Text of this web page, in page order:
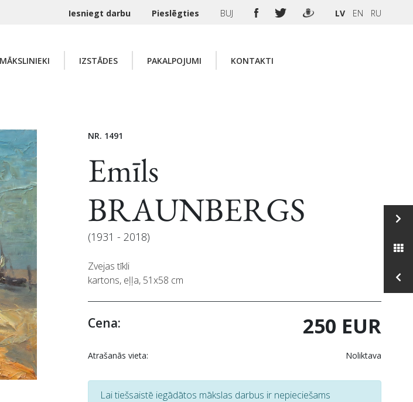
Iesniegt darbu Pieslēgties BUJ LV EN RU
MĀKSLINIEKI IZSTĀDES PAKALPOJUMI KONTAKTI
NR. 1491
Emīls
BRAUNBERGS
(1931 - 2018)
Zvejas tīkli
kartons, eļļa, 51x58 cm
Cena: 250 EUR
Atrašanās vieta: Noliktava
Lai tiešsaistē iegādātos mākslas darbus ir nepieciešams